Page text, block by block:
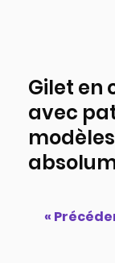
Gilet en
avec
«